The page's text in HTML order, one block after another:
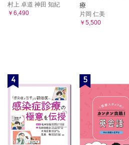
村上 卓道 神田 知紀
￥6,490
療
片岡 仁美
￥5,500
4 5